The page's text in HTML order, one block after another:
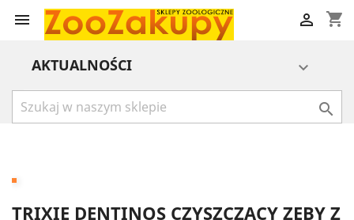
 shopping_cart

AKTUALNOŚCI 

TRIXIE DENTINOS CZYSZCZĄCY ZĘBY Z